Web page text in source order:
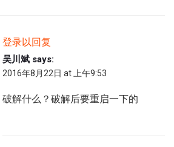
登录以回复
吴川斌 says:
2016年8月22日 at 上午9:53
破解什么？破解后要重启一下的